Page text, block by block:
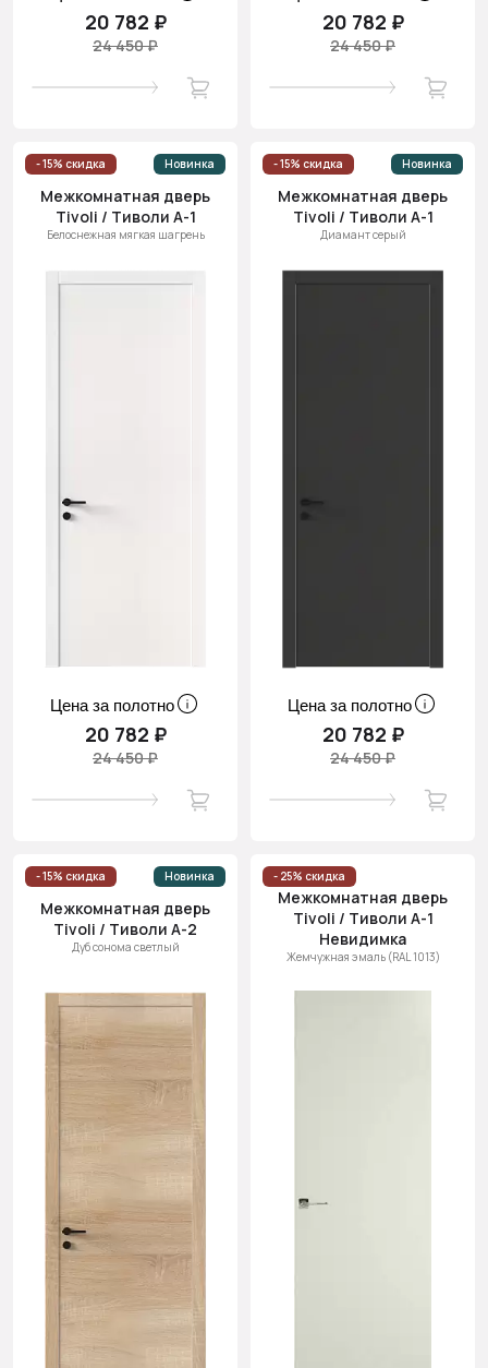
20 782 ₽
24 450 ₽
20 782 ₽
24 450 ₽
- 15% скидка Новинка
Межкомнатная дверь
Tivoli / Тиволи А-1
Белоснежная мягкая шагрень
Цена за полотно
20 782 ₽
24 450 ₽
- 15% скидка Новинка
Межкомнатная дверь
Tivoli / Тиволи А-1
Диамант серый
Цена за полотно
20 782 ₽
24 450 ₽
- 15% скидка Новинка
Межкомнатная дверь
Tivoli / Тиволи А-2
Дуб сонома светлый
- 25% скидка
Межкомнатная дверь
Tivoli / Тиволи А-1
Невидимка
Жемчужная эмаль (RAL 1013)